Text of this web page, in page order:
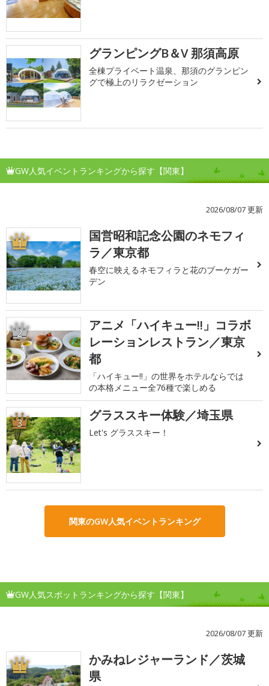
グランピングB＆V 那須高原
全棟プライベート温泉、那須のグランピン
グで極上のリラクゼーション
GW人気イベントランキングから探す【関東】
2026/08/07 更新
1
国営昭和記念公園のネモフィ
ラ／東京都
春空に映えるネモフィラと花のブーケガー
デン
2
アニメ「ハイキュー!!」コラボ
レーションレストラン／東京
都
「ハイキュー!!」の世界をホテルならでは
の本格メニュー全76種で楽しめる
3 グラススキー体験／埼玉県
Let's グラススキー！
関東のGW人気イベントランキング
GW人気スポットランキングから探す【関東】
2026/08/07 更新
1
かみねレジャーランド／茨城
県